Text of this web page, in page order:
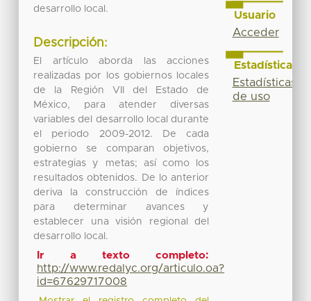
desarrollo local.
Descripción:
El artículo aborda las acciones
realizadas por los gobiernos locales
de la Región VII del Estado de
México, para atender diversas
variables del desarrollo local durante
el periodo 2009-2012. De cada
gobierno se comparan objetivos,
estrategias y metas; así como los
resultados obtenidos. De lo anterior
deriva la construcción de índices
para determinar avances y
establecer una visión regional del
desarrollo local.
Ir a texto completo:
http://www.redalyc.org/articulo.oa?
id=67629717008
Usuario
Acceder
Estadísticas
Estadísticas
de uso